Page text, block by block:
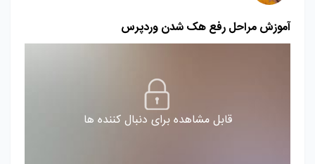
آموزش مراحل رفع هک شدن وردپرس
قابل مشاهده برای دنبال کننده ها